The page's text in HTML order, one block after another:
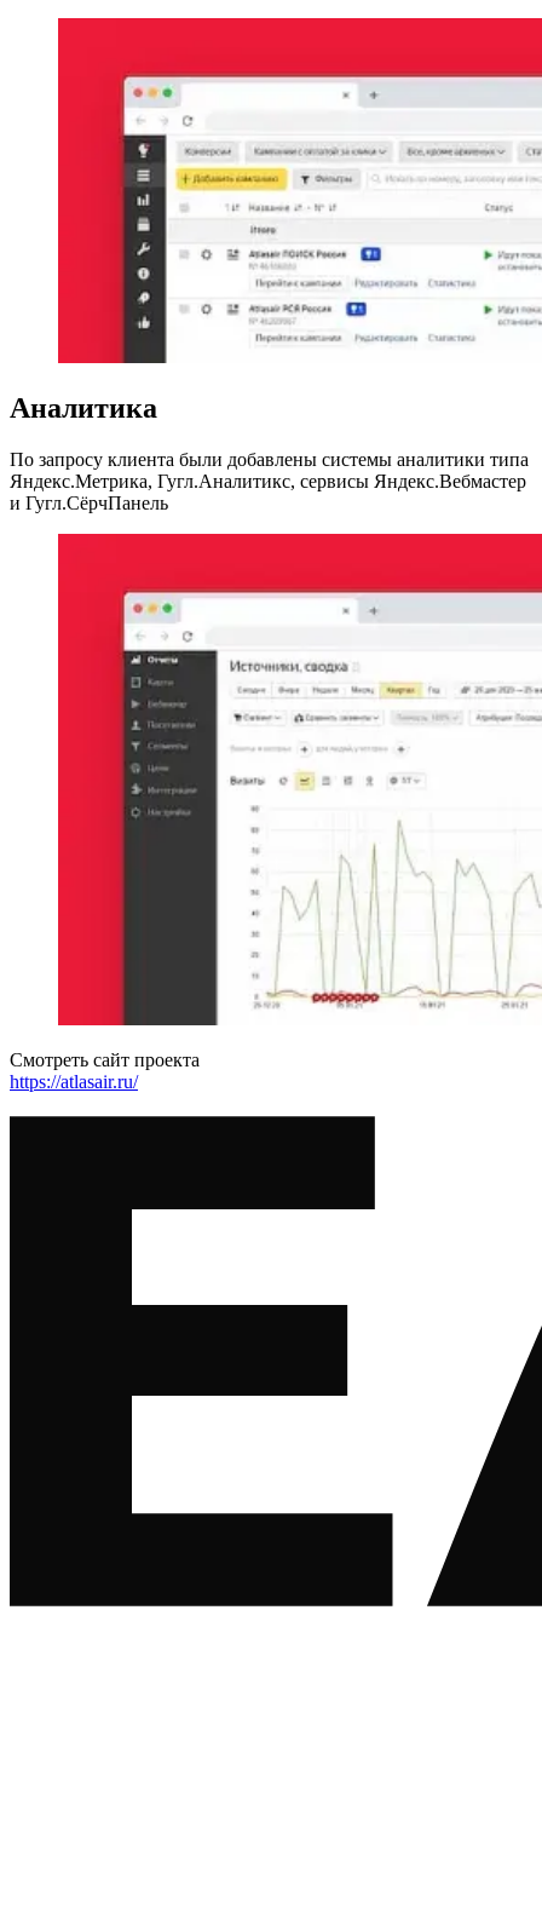
Аналитика
По запросу клиента были добавлены системы аналитики типа
Яндекс.Метрика, Гугл.Аналитикс, сервисы Яндекс.Вебмастер
и Гугл.СёрчПанель
Смотреть сайт проекта
https://atlasair.ru/